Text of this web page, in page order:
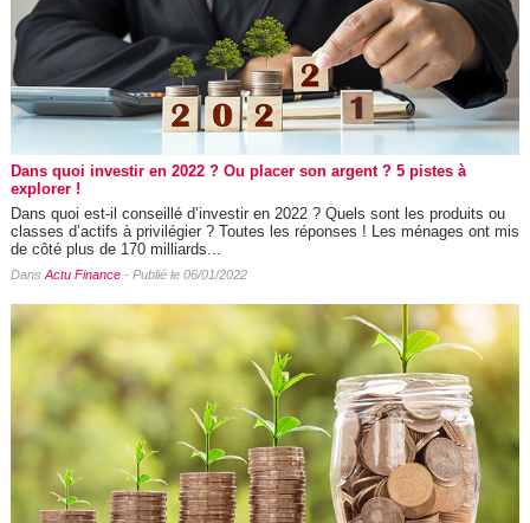
Dans quoi investir en 2022 ? Ou placer son argent ? 5 pistes à
explorer !
Dans quoi est-il conseillé d’investir en 2022 ? Quels sont les produits ou
classes d’actifs à privilégier ? Toutes les réponses ! Les ménages ont mis
de côté plus de 170 milliards...
Dans Actu Finance- Publié le 06/01/2022